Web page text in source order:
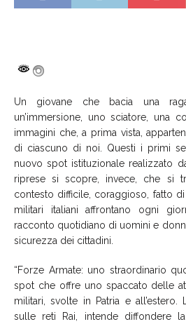
Un giovane che bacia una
un’immersione, uno sciatore, una
immagini che, a prima vista,
di ciascuno di noi. Questi i primi
nuovo spot istituzionale realizzato
riprese si scopre, invece, che si
contesto difficile, coraggioso, fatto
militari italiani affrontano ogni
racconto quotidiano di uomini e
sicurezza dei cittadini.
“Forze Armate: uno straordinario
spot che offre uno spaccato delle
militari, svolte in Patria e all’estero.
sulle reti Rai, intende diffondere